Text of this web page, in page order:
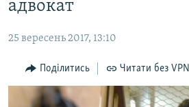
до
основної
навігації
Перейти
до
пошуку
БЛОГИ
ПОГЛЯД
ІНТЕРВ'Ю
адвокат
25 вересень 2017, 13:10
Поділитись Читати без VPN